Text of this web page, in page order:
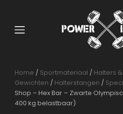
Home / Sportmateriaal / Halters &
Gewichten / Halterstangen /
Shop – Hex Bar – Zwarte
400 kg belastbaar)